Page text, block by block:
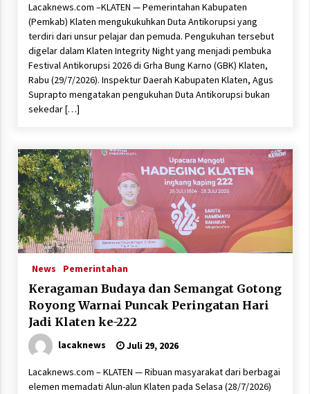
Lacaknews.com –KLATEN — Pemerintahan Kabupaten
(Pemkab) Klaten mengukukuhkan Duta Antikorupsi yang
terdiri dari unsur pelajar dan pemuda. Pengukuhan tersebut
digelar dalam Klaten Integrity Night yang menjadi pembuka
Festival Antikorupsi 2026 di Grha Bung Karno (GBK) Klaten,
Rabu (29/7/2026). Inspektur Daerah Kabupaten Klaten, Agus
Suprapto mengatakan pengukuhan Duta Antikorupsi bukan
sekedar […]
News Pemerintahan
Keragaman Budaya dan Semangat Gotong
Royong Warnai Puncak Peringatan Hari
Jadi Klaten ke-222
lacaknews Juli 29, 2026
Lacaknews.com – KLATEN — Ribuan masyarakat dari berbagai
elemen memadati Alun-alun Klaten pada Selasa (28/7/2026)